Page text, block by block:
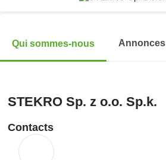
Qui sommes-nous Annonces
STEKRO Sp. z o.o. Sp.k.
Contacts